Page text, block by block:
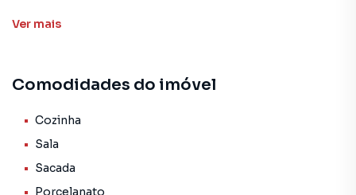
coberta, lavabo, garagem para 2 carros, área privativa,
granito,
aquecimento solar instalado, preparação para ar
Ver mais
Comodidades do imóvel
Cozinha
Sala
Sacada
Porcelanato